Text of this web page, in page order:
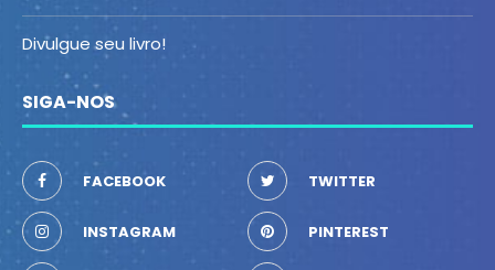
Divulgue seu livro!
SIGA-NOS
FACEBOOK TWITTER
INSTAGRAM PINTEREST